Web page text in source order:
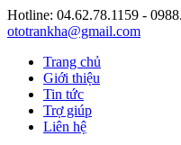
Hotline: 04.62.78.1159 -
ototrankha@gmail.com
Trang chủ
Giới thiệu
Tin tức
Trợ giúp
Liên hệ